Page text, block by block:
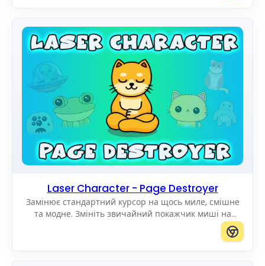
Laser Character - Page Destroyer
Замінює стандартний курсор на щось миле, смішне
та модне. Змініть звичайний покажчик миші на